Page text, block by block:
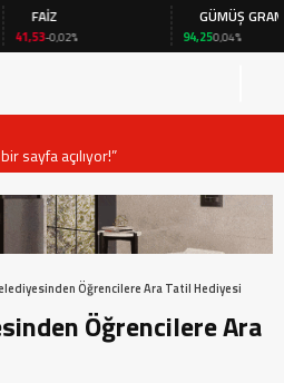
-0,02%
GÜMÜŞ GRAM
0,04%
sayfa açılıyor!”
Öğrencilere Ara Tatil Hediyesi
Öğrencilere Ara